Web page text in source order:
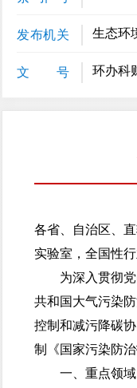
发布机关 生态环
文 号 环办科
各省、自治区、
实验室，全国性
为深入贯彻党的
共和国大气污染
控制和减污降碳
制《国家污染防
一、重点领域